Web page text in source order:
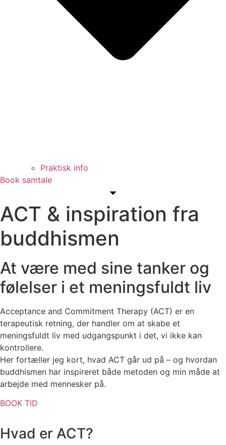
Praktisk info
Book samtale
ACT & inspiration fra
buddhismen
At være med sine tanker og
følelser i et meningsfuldt liv
Acceptance and Commitment Therapy (ACT) er en
terapeutisk retning, der handler om at skabe et
meningsfuldt liv med udgangspunkt i det, vi ikke kan
kontrollere.
Her fortæller jeg kort, hvad ACT går ud på – og hvordan
buddhismen har inspireret både metoden og min måde at
arbejde med mennesker på.
BOOK TID
Hvad er ACT?